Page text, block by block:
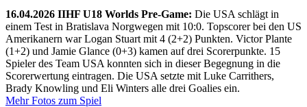
16.04.2026 IIHF U18 Worlds Pre-Game: Die USA schlägt in
einem Test in Bratislava Norgwegen mit 10:0. Topscorer bei den US
Amerikanern war Logan Stuart mit 4 (2+2) Punkten. Victor Plante
(1+2) und Jamie Glance (0+3) kamen auf drei Scorerpunkte. 15
Spieler des Team USA konnten sich in dieser Begegnung in die
Scorerwertung eintragen. Die USA setzte mit Luke Carrithers,
Brady Knowling und Eli Winters alle drei Goalies ein.
Mehr Fotos zum Spiel